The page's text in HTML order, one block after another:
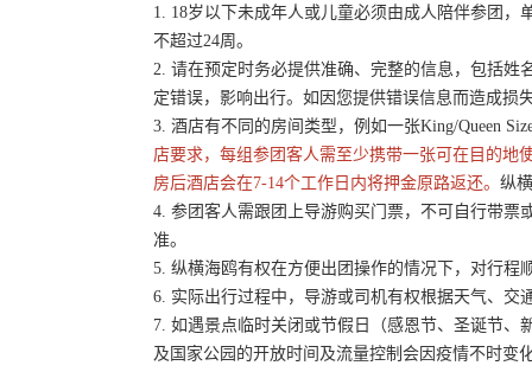
1. 18岁以下未成年人或儿童必须由成人陪伴参团
不超过24周。
2. 请在预定时务必提供准确、完整的信息，包括
定错误，影响出行。如因您提供错误信息而造成损
3. 酒店有不同的房间类型，例如一张King/Queen
店要求，每组参团客人需至少携带一张可在目的地
房后酒店会在7-14个工作日内将押金原路返还。 纵
4. 参团客人需跟团上导游购买门票，不可自行带票
准。
5. 纵横海鸥有权在方便出团操作的情况下，对行
6. 实际出行过程中，导游或司机有权根据天气、
7. 如遇景点临时关闭或节假日（感恩节、圣诞节
及国家公园的开放时间及流量控制会因疫情不时变